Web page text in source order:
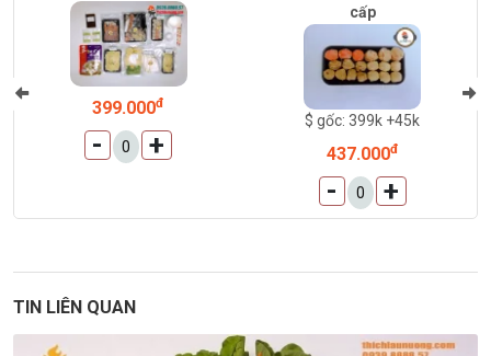
399.000đ
- +
cấp
$ gốc: 399k +45k
437.000đ
- +
TIN LIÊN QUAN